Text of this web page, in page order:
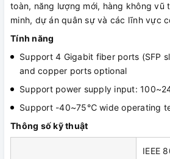
toàn, năng lượng mới, hàng không vũ
minh, dự án quân sự và các lĩnh vực
Tính năng
Support 4 Gigabit fiber ports (SFP
and copper ports optional
Support power supply input:
Support -40~75℃ wide operating
Thông số kỹ thuật
IEEE